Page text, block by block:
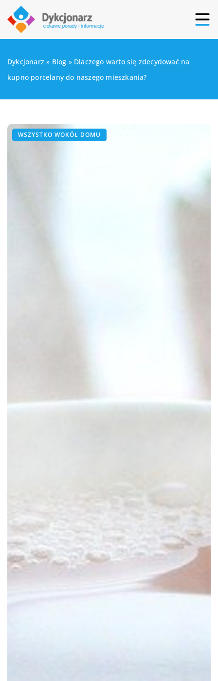
Dykcjonarz » Blog » Dlaczego warto się zdecydować na
kupno porcelany do naszego mieszkania?
WSZYSTKO WOKÓŁ DOMU